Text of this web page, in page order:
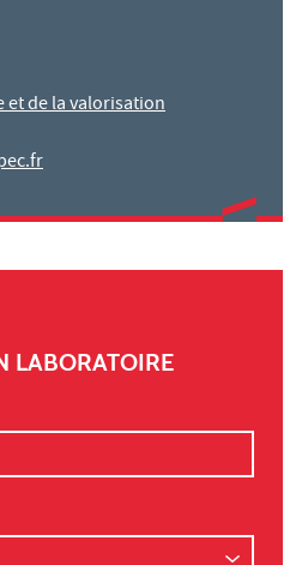
et de la valorisation
LABORATOIRE